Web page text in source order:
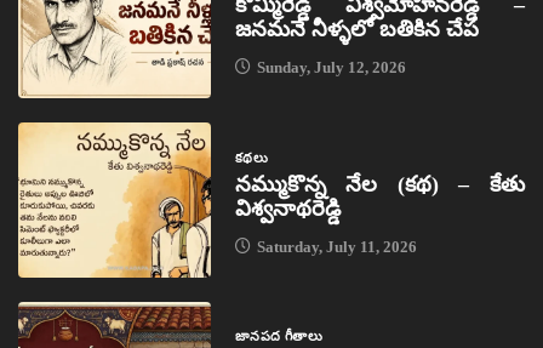
కొమ్మిరెడ్డి విశ్వమోహనరెడ్డి –
జనమనే నీళ్ళలో బతికిన చేప
Sunday, July 12, 2026
కథలు
నమ్ముకొన్న నేల (కథ) – కేతు
విశ్వనాథరెడ్డి
Saturday, July 11, 2026
జానపద గీతాలు